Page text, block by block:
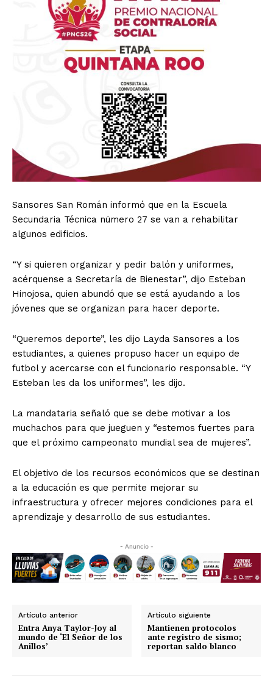
Sansores San Román informó que en la Escuela
Secundaria Técnica número 27 se van a rehabilitar
algunos edificios.
“Y si quieren organizar y pedir balón y uniformes,
acérquense a Secretaría de Bienestar”, dijo Esteban
Hinojosa, quien abundó que se está ayudando a los
jóvenes que se organizan para hacer deporte.
“Queremos deporte”, les dijo Layda Sansores a los
estudiantes, a quienes propuso hacer un equipo de
futbol y acercarse con el funcionario responsable. “Y
Esteban les da los uniformes”, les dijo.
La mandataria señaló que se debe motivar a los
muchachos para que jueguen y “estemos fuertes para
que el próximo campeonato mundial sea de mujeres”.
El objetivo de los recursos económicos que se destinan
a la educación es que permite mejorar su
infraestructura y ofrecer mejores condiciones para el
aprendizaje y desarrollo de sus estudiantes.
- Anuncio -
Artículo anterior
Entra Anya Taylor-Joy al
mundo de ‘El Señor de los
Anillos’
Artículo siguiente
Mantienen protocolos
ante registro de sismo;
reportan saldo blanco